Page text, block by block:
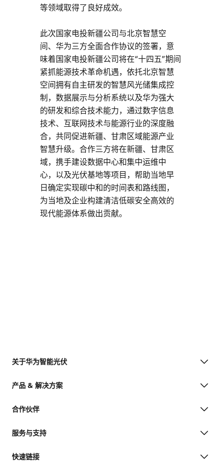
等领域取得了良好成效。
此次国家电投新疆公司与北京智慧空
间、华为三方全面合作协议的签署，意
味着国家电投新疆公司将在“十四五”期间
紧抓能源技术革命机遇，依托北京智慧
空间拥有自主研发的智慧风光储集成控
制，数据展示与分析系统以及华为强大
的研发和综合技术能力，通过数字信息
技术、互联网技术与能源行业的深度融
合，共同促进新疆、甘肃区域能源产业
智慧升级。合作三方将在新疆、甘肃区
域，携手建设数据中心和集中运维中
心，以及光伏基地等项目，帮助当地早
日确定实现碳中和的时间表和路线图，
为当地及企业构建清洁低碳安全高效的
现代能源体系做出贡献。
关于华为智能光伏
产品 & 解决方案
合作伙伴
服务与支持
快速链接